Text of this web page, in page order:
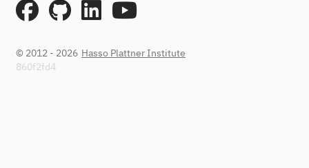
© 2012 - 2026 Hasso Plattner Institute
860f2fd4